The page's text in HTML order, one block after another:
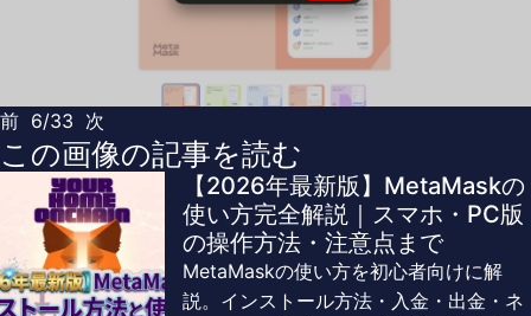
前 6/33 次
この画像の記事を読む
【2026年最新版】MetaMaskの
使い方完全解説｜スマホ・PC版
の操作方法・注意点まで
MetaMaskの使い方を初心者向けに解
説。インストール方法・入金・出金・ネ